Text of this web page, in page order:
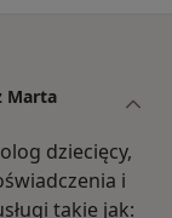
Marta
dziecięcy,
i
takie jak: